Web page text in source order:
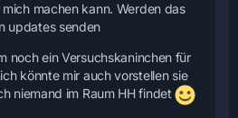
machen kann. Werden das
updates senden
noch ein Versuchskaninchen für
könnte mir auch vorstellen sie
niemand im Raum HH findet